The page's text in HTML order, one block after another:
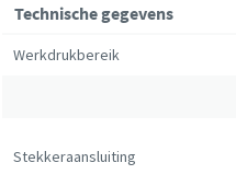
Technische gegevens
Werkdrukbereik
Stekkeraansluiting